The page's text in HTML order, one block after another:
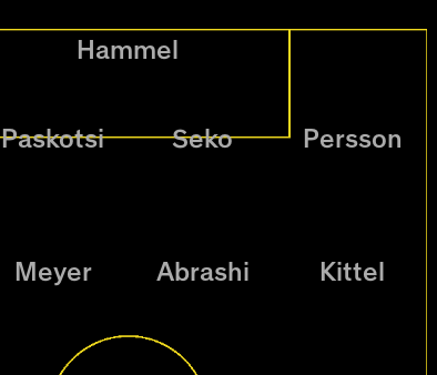
Hammel
Paskotsi Seko Persson
Meyer Abrashi Kittel